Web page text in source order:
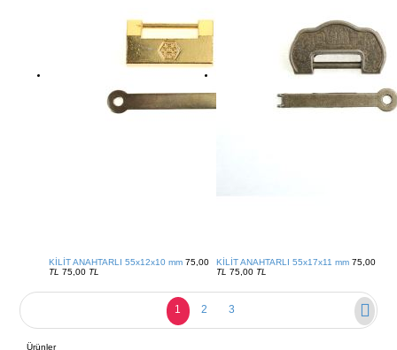
KİLİT ANAHTARLI 55x12x10 mm 75,00
TL 75,00 TL
KİLİT ANAHTARLI 55x17x11 mm 75,00
TL 75,00 TL
1 2 3
Ürünler